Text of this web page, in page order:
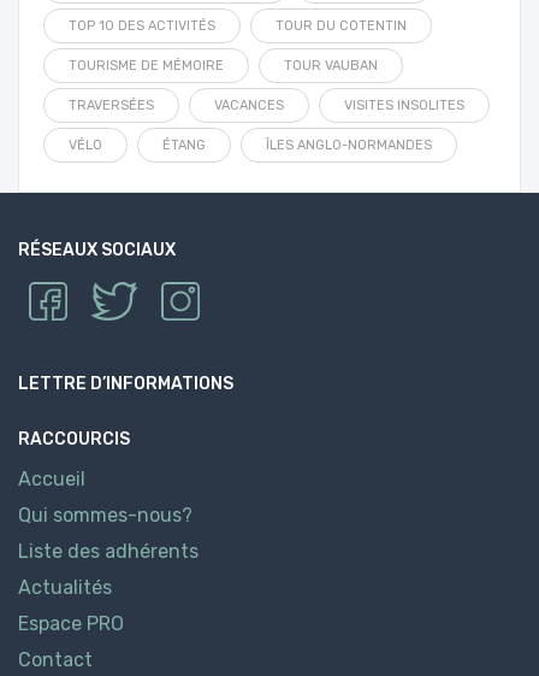
TOP 10 DES ACTIVITÉS TOUR DU COTENTIN
TOURISME DE MÉMOIRE TOUR VAUBAN
TRAVERSÉES VACANCES VISITES INSOLITES
VÉLO ÉTANG ÎLES ANGLO-NORMANDES
RÉSEAUX SOCIAUX
LETTRE D’INFORMATIONS
RACCOURCIS
Accueil
Qui sommes-nous?
Liste des adhérents
Actualités
Espace PRO
Contact